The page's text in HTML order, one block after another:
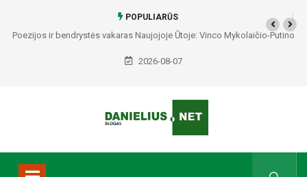
POPULIARŪS
Poezijos ir bendrystės vakaras Naujojoje Ūtoje: Vinco Mykolaičio-Putino
tėviškėje skambės eilės, dainos ir arbatos puodelių šiluma
2026-08-07